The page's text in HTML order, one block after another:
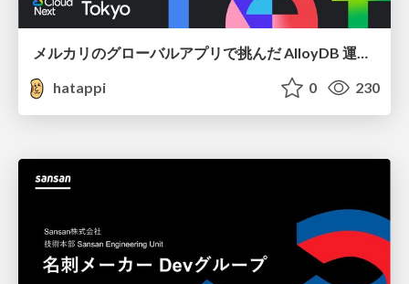
メルカリのグローバルアプリで挑んだ AlloyDB 運用と課題解決の実践記
hatappi
0 230